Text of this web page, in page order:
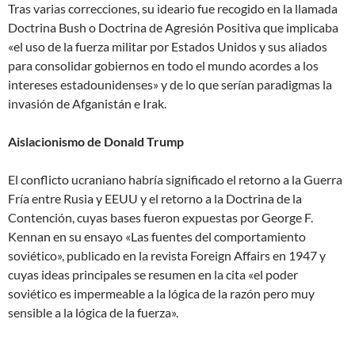
Tras varias correcciones, su ideario fue recogido en la llamada
Doctrina Bush o Doctrina de Agresión Positiva que implicaba
«el uso de la fuerza militar por Estados Unidos y sus aliados
para consolidar gobiernos en todo el mundo acordes a los
intereses estadounidenses» y de lo que serían paradigmas la
invasión de Afganistán e Irak.
Aislacionismo de Donald Trump
El conflicto ucraniano habría significado el retorno a la Guerra
Fría entre Rusia y EEUU y el retorno a la Doctrina de la
Contención, cuyas bases fueron expuestas por George F.
Kennan en su ensayo «Las fuentes del comportamiento
soviético», publicado en la revista Foreign Affairs en 1947 y
cuyas ideas principales se resumen en la cita «el poder
soviético es impermeable a la lógica de la razón pero muy
sensible a la lógica de la fuerza».